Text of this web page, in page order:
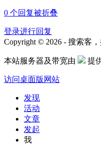
0 个回复被折叠
登录进行回复
Copyright © 2026 - 搜索客
本站服务器及带宽由 提
访问桌面版网站
发现
活动
文章
发起
我